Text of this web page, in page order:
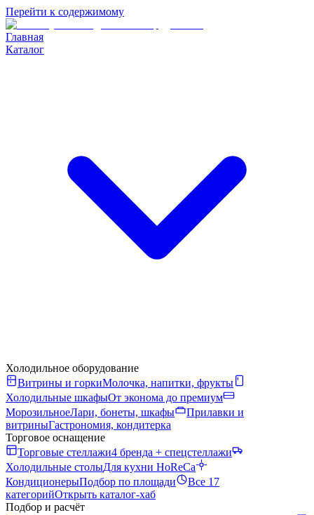
Перейти к содержимому
Главная
Каталог
Холодильное оборудование
Витрины и горкиМолочка, напитки, фрукты
Холодильные шкафыОт эконома до премиум
МорозильноеЛари, бонеты, шкафы
Прилавки и
витриныГастрономия, кондитерка
Торговое оснащение
Торговые стеллажи4 бренда + спецстеллажи
Холодильные столыДля кухни HoReCa
КондиционерыПодбор по площади
Все 17
категорийОткрыть каталог-хаб
Подбор и расчёт